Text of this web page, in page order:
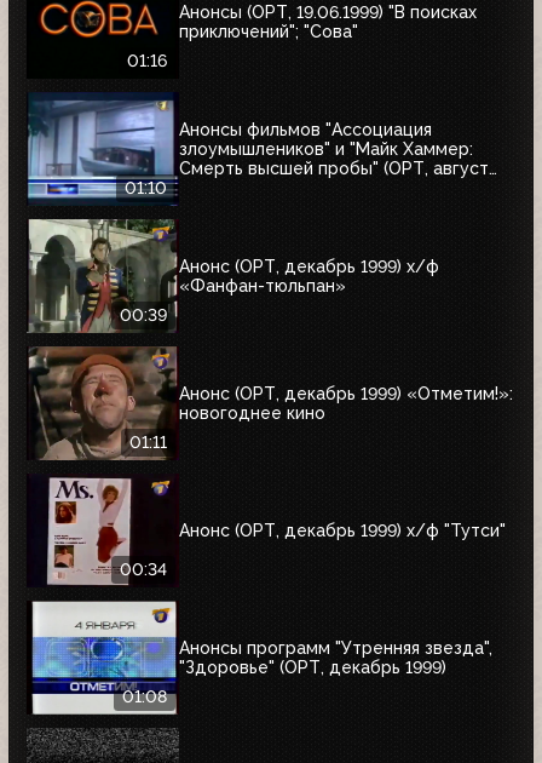
01:16
Анонсы (ОРТ, 19.06.1999) "В поисках
приключений"; "Сова"
01:10
Анонсы фильмов "Ассоциация
злоумышлеников" и "Майк Хаммер:
Смерть высшей пробы" (ОРТ, август
00:39
Анонс (ОРТ, декабрь 1999) х/ф
«Фанфан-тюльпан»
01:11
Анонс (ОРТ, декабрь 1999) «Отметим!»:
новогоднее кино
00:34
Анонс (ОРТ, декабрь 1999) х/ф "Тутси"
01:08
Анонсы программ "Утренняя звезда",
"Здоровье" (ОРТ, декабрь 1999)